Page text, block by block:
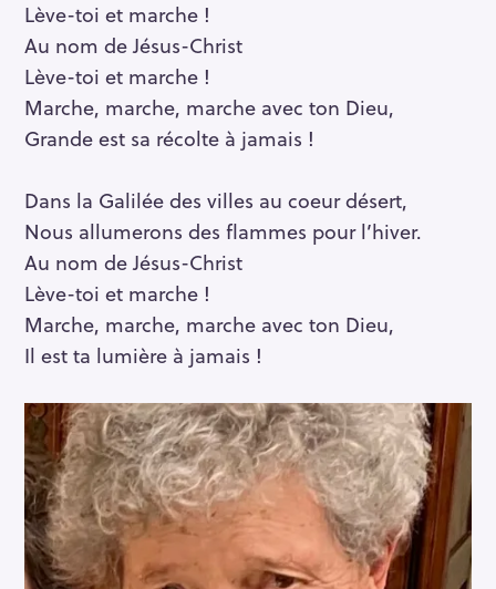
Lève-toi et marche !
Au nom de Jésus-Christ
Lève-toi et marche !
Marche, marche, marche avec ton Dieu,
Grande est sa récolte à jamais !
Dans la Galilée des villes au coeur désert,
Nous allumerons des flammes pour l’hiver.
Au nom de Jésus-Christ
Lève-toi et marche !
Marche, marche, marche avec ton Dieu,
Il est ta lumière à jamais !
e
a
r
c
h
r
: